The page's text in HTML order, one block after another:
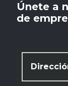
Únete a
de